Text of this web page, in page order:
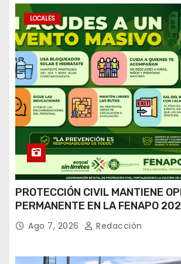
LOCALES
PROTECCIÓN CIVIL MANTIENE
PERMANENTE EN LA FENAPO
Ago 7, 2026 Redacción